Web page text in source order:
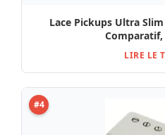
Lace Pickups Ultra
Comparatif,
LIRE LE
#4